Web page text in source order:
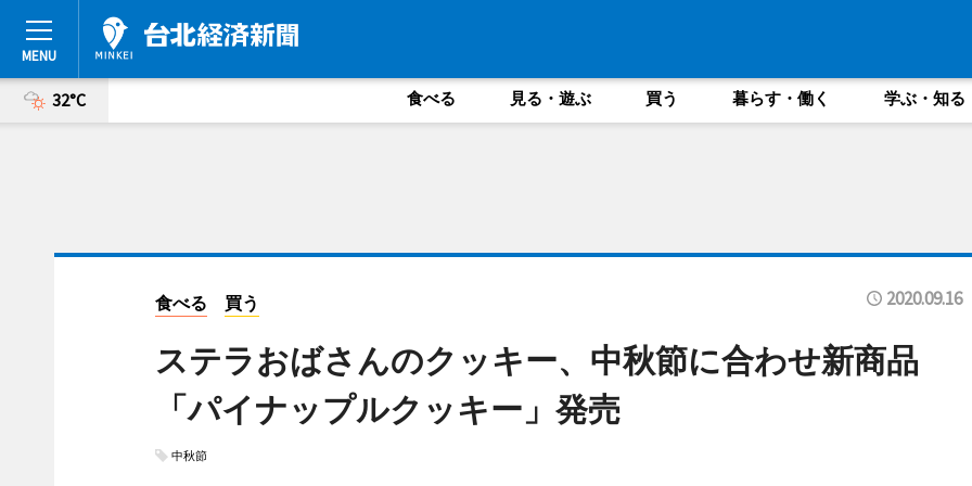
32°C 食べる 見る・遊ぶ 買う 暮らす・働く 学ぶ・知る
食べる 買う 2020.09.16
ステラおばさんのクッキー、中秋節に合わせ新商品
「パイナップルクッキー」発売
中秋節